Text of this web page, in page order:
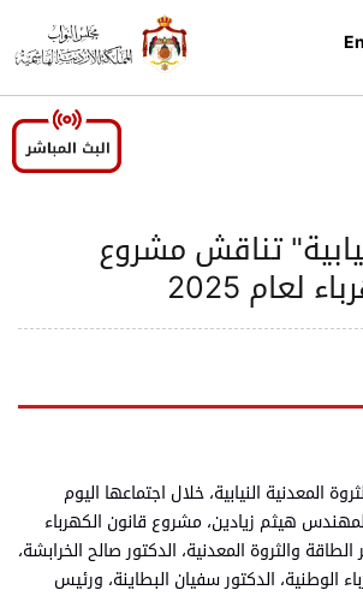
تناقش مشروع
لعام 2025
المعدنية النيابية، خلال اجتماعها اليوم
المهندس هيثم زيادين، مشروع قانون الكهرباء
وزير الطاقة والثروة المعدنية، الدكتور صالح الخرابشة،
الوطنية، الدكتور سفيان البطاينة، ورئيس